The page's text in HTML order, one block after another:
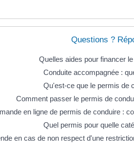
Questions ?
Quelles aides pour financer
Conduite accompagnée :
Qu'est-ce que le permis de
Comment passer le permis de
en ligne de permis de conduire :
Quel permis pour quelle
en cas de non respect d'une